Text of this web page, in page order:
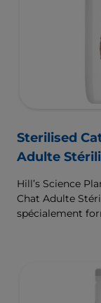
Sterilised
Adulte
Hill’s Science
Chat Adulte
spécialement
à rester en